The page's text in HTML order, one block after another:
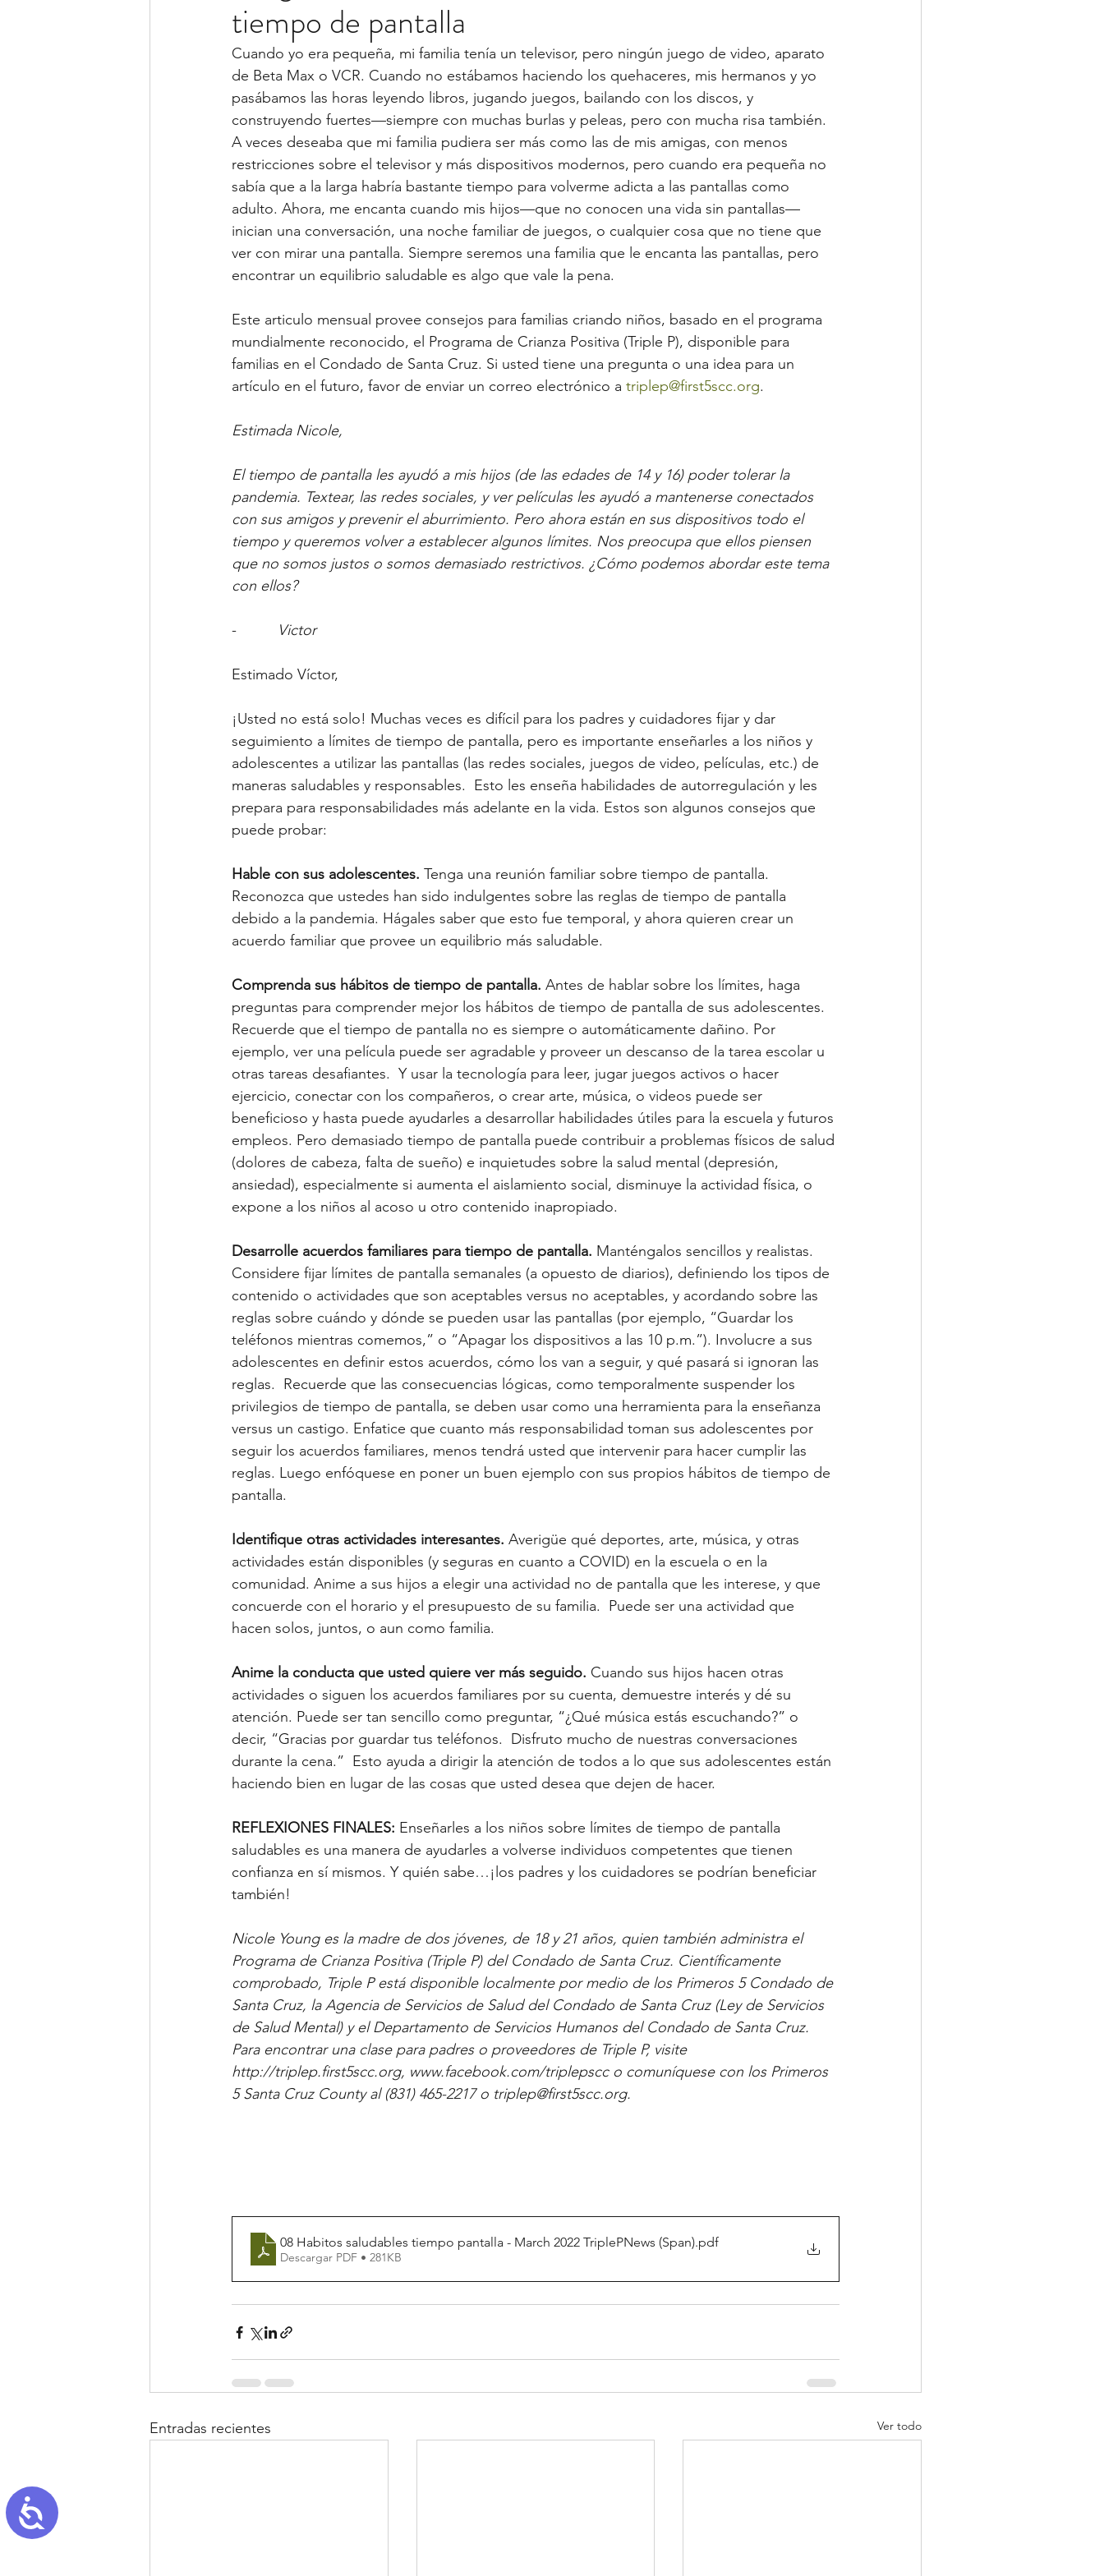
Accessibility
tiempo de pantalla
Cuando yo era pequeña, mi familia tenía un televisor, pero ningún juego de video, aparato
de Beta Max o VCR. Cuando no estábamos haciendo los quehaceres, mis hermanos y yo
pasábamos las horas leyendo libros, jugando juegos, bailando con los discos, y
construyendo fuertes—siempre con muchas burlas y peleas, pero con mucha risa también.
A veces deseaba que mi familia pudiera ser más como las de mis amigas, con menos
restricciones sobre el televisor y más dispositivos modernos, pero cuando era pequeña no
sabía que a la larga habría bastante tiempo para volverme adicta a las pantallas como
adulto. Ahora, me encanta cuando mis hijos—que no conocen una vida sin pantallas—
inician una conversación, una noche familiar de juegos, o cualquier cosa que no tiene que
ver con mirar una pantalla. Siempre seremos una familia que le encanta las pantallas, pero
encontrar un equilibrio saludable es algo que vale la pena.
Este articulo mensual provee consejos para familias criando niños, basado en el programa
mundialmente reconocido, el Programa de Crianza Positiva (Triple P), disponible para
familias en el Condado de Santa Cruz. Si usted tiene una pregunta o una idea para un
artículo en el futuro, favor de enviar un correo electrónico a triplep@first5scc.org.
Estimada Nicole,
El tiempo de pantalla les ayudó a mis hijos (de las edades de 14 y 16) poder tolerar la
pandemia. Textear, las redes sociales, y ver películas les ayudó a mantenerse conectados
con sus amigos y prevenir el aburrimiento. Pero ahora están en sus dispositivos todo el
tiempo y queremos volver a establecer algunos límites. Nos preocupa que ellos piensen
que no somos justos o somos demasiado restrictivos. ¿Cómo podemos abordar este tema
con ellos?
- Victor
Estimado Víctor,
¡Usted no está solo! Muchas veces es difícil para los padres y cuidadores fijar y dar
seguimiento a límites de tiempo de pantalla, pero es importante enseñarles a los niños y
adolescentes a utilizar las pantallas (las redes sociales, juegos de video, películas, etc.) de
maneras saludables y responsables.  Esto les enseña habilidades de autorregulación y les
prepara para responsabilidades más adelante en la vida. Estos son algunos consejos que
puede probar:
Hable con sus adolescentes. Tenga una reunión familiar sobre tiempo de pantalla.
Reconozca que ustedes han sido indulgentes sobre las reglas de tiempo de pantalla
debido a la pandemia. Hágales saber que esto fue temporal, y ahora quieren crear un
acuerdo familiar que provee un equilibrio más saludable.
Comprenda sus hábitos de tiempo de pantalla. Antes de hablar sobre los límites, haga
preguntas para comprender mejor los hábitos de tiempo de pantalla de sus adolescentes.
Recuerde que el tiempo de pantalla no es siempre o automáticamente dañino. Por
ejemplo, ver una película puede ser agradable y proveer un descanso de la tarea escolar u
otras tareas desafiantes.  Y usar la tecnología para leer, jugar juegos activos o hacer
ejercicio, conectar con los compañeros, o crear arte, música, o videos puede ser
beneficioso y hasta puede ayudarles a desarrollar habilidades útiles para la escuela y futuros
empleos. Pero demasiado tiempo de pantalla puede contribuir a problemas físicos de salud
(dolores de cabeza, falta de sueño) e inquietudes sobre la salud mental (depresión,
ansiedad), especialmente si aumenta el aislamiento social, disminuye la actividad física, o
expone a los niños al acoso u otro contenido inapropiado.
Desarrolle acuerdos familiares para tiempo de pantalla. Manténgalos sencillos y realistas.
Considere fijar límites de pantalla semanales (a opuesto de diarios), definiendo los tipos de
contenido o actividades que son aceptables versus no aceptables, y acordando sobre las
reglas sobre cuándo y dónde se pueden usar las pantallas (por ejemplo, “Guardar los
teléfonos mientras comemos,” o “Apagar los dispositivos a las 10 p.m.”). Involucre a sus
adolescentes en definir estos acuerdos, cómo los van a seguir, y qué pasará si ignoran las
reglas.  Recuerde que las consecuencias lógicas, como temporalmente suspender los
privilegios de tiempo de pantalla, se deben usar como una herramienta para la enseñanza
versus un castigo. Enfatice que cuanto más responsabilidad toman sus adolescentes por
seguir los acuerdos familiares, menos tendrá usted que intervenir para hacer cumplir las
reglas. Luego enfóquese en poner un buen ejemplo con sus propios hábitos de tiempo de
pantalla.
Identifique otras actividades interesantes. Averigüe qué deportes, arte, música, y otras
actividades están disponibles (y seguras en cuanto a COVID) en la escuela o en la
comunidad. Anime a sus hijos a elegir una actividad no de pantalla que les interese, y que
concuerde con el horario y el presupuesto de su familia.  Puede ser una actividad que
hacen solos, juntos, o aun como familia.
Anime la conducta que usted quiere ver más seguido. Cuando sus hijos hacen otras
actividades o siguen los acuerdos familiares por su cuenta, demuestre interés y dé su
atención. Puede ser tan sencillo como preguntar, “¿Qué música estás escuchando?” o
decir, “Gracias por guardar tus teléfonos.  Disfruto mucho de nuestras conversaciones
durante la cena.”  Esto ayuda a dirigir la atención de todos a lo que sus adolescentes están
haciendo bien en lugar de las cosas que usted desea que dejen de hacer.
REFLEXIONES FINALES: Enseñarles a los niños sobre límites de tiempo de pantalla
saludables es una manera de ayudarles a volverse individuos competentes que tienen
confianza en sí mismos. Y quién sabe…¡los padres y los cuidadores se podrían beneficiar
también!
Nicole Young es la madre de dos jóvenes, de 18 y 21 años, quien también administra el
Programa de Crianza Positiva (Triple P) del Condado de Santa Cruz. Científicamente
comprobado, Triple P está disponible localmente por medio de los Primeros 5 Condado de
Santa Cruz, la Agencia de Servicios de Salud del Condado de Santa Cruz (Ley de Servicios
de Salud Mental) y el Departamento de Servicios Humanos del Condado de Santa Cruz.
Para encontrar una clase para padres o proveedores de Triple P, visite
http://triplep.first5scc.org, www.facebook.com/triplepscc o comuníquese con los Primeros
5 Santa Cruz County al (831) 465-2217 o triplep@first5scc.org.
08 Habitos saludables tiempo pantalla - March 2022 TriplePNews (Span).pdf
Descargar PDF • 281KB
Entradas recientes Ver todo